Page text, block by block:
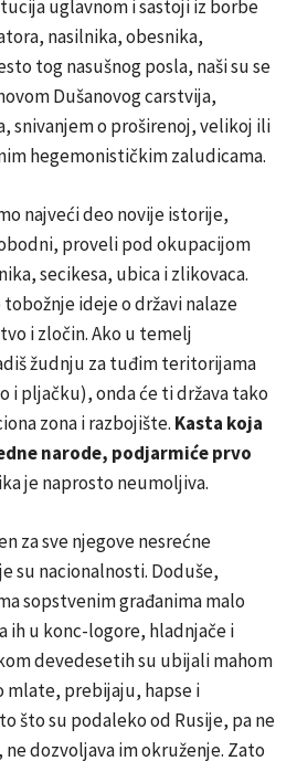
uglavnom i sastoji iz borbe
nasilnika, obesnika,
tog nasušnog posla, naši su se
Dušanovog carstvija,
snivanjem o proširenoj, velikoj ili
hegemonističkim zaludicama.
najveći deo novije istorije,
proveli pod okupacijom
secikesa, ubica i zlikovaca.
tobožnje ideje o državi nalaze
i zločin. Ako u temelj
žudnju za tuđim teritorijama
i pljačku), onda će ti država tako
zona i razbojište. Kasta koja
narode, podjarmiće prvo
je naprosto neumoljiva.
za sve njegove nesrećne
su nacionalnosti. Doduše,
sopstvenim građanima malo
ih u konc-logore, hladnjače i
devedesetih su ubijali mahom
mlate, prebijaju, hapse i
što su podaleko od Rusije, pa ne
ne dozvoljava im okruženje. Zato